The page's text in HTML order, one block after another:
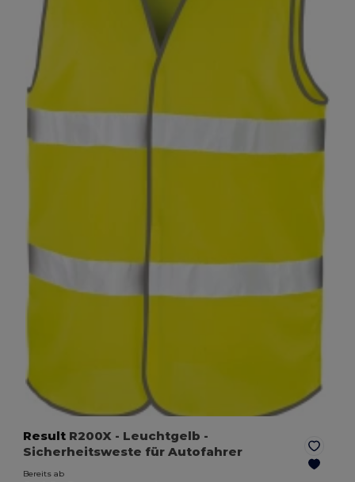
Result R200X - Leuchtgelb -
Sicherheitsweste für Autofahrer
Bereits ab